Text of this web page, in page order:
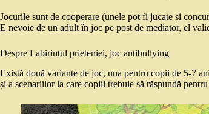
Jocurile sunt de cooperare (unele pot fi jucate și
E nevoie de un adult în joc pe post de mediator, el
Despre Labirintul prieteniei, joc antibullying
Există două variante de joc, una pentru copii de 5-7
și a scenariilor la care copiii trebuie să răspundă pentru